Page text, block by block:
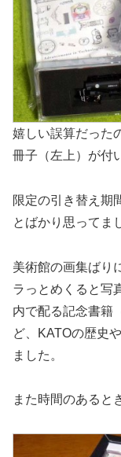
嬉しい誤算だった
冊子（左上）が付
限定の引き替え期
とばかり思ってま
美術館の画集ばり
ラっとめくると写
内で配る記念書籍
ど、KATOの歴史
ました。
また時間のあると